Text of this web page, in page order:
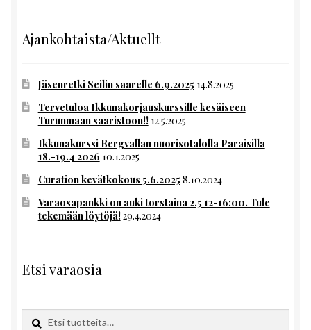
Ajankohtaista/Aktuellt
Jäsenretki Seilin saarelle 6.9.2025 14.8.2025
Tervetuloa Ikkunakorjauskurssille kesäiseen
Turunmaan saaristoon!! 12.5.2025
Ikkunakurssi Bergvallan nuorisotalolla Paraisilla
18.-19.4 2026 10.1.2025
Curation kevätkokous 5.6.2025 8.10.2024
Varaosapankki on auki torstaina 2.5 12-16:00. Tule
tekemään löytöjä!29.4.2024
Etsi varaosia
Etsi:
Haku